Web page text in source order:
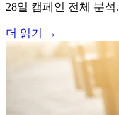
28일 캠페인 전체 분석.
더 읽기 →